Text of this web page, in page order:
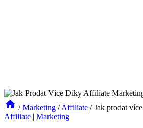
/ Marketing / Affiliate / Jak prodat
Affiliate | Marketing